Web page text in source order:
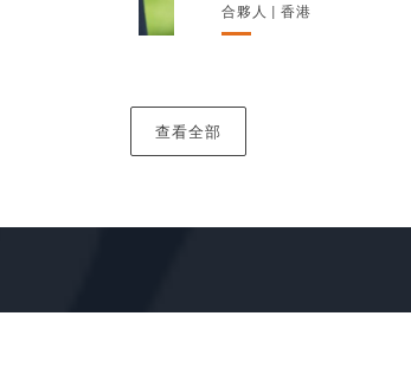
合夥人 | 香港
查看全部